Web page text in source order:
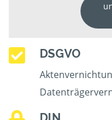
DSGVO